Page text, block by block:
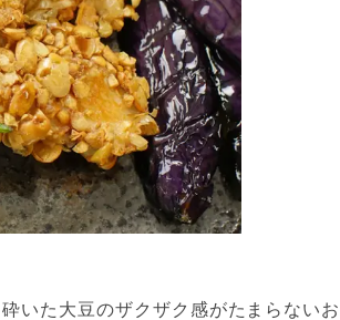
いた大豆のザクザク感がたまらないお